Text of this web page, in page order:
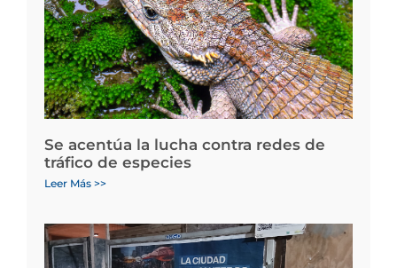
Se acentúa la lucha contra redes de
tráfico de especies
Leer Más >>